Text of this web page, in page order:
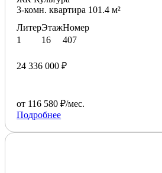
3-комн. квартира 101.4 м²
Литер
1
Этаж
16
Номер
407
24 336 000 ₽
от 116 580 ₽/мес.
Подробнее